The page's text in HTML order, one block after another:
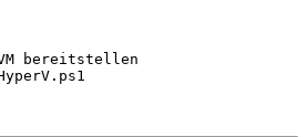
bereitstellen